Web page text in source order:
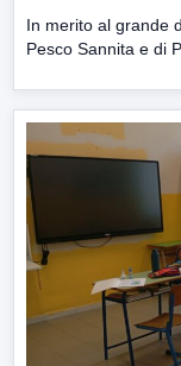
In merito al grande
Pesco Sannita e di